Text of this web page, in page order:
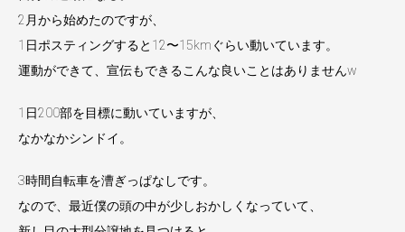
2月から始めたのですが、
1日ポスティングすると12〜15kmぐらい動いています。
運動ができて、宣伝もできるこんな良いことはありませんw
1日200部を目標に動いていますが、
なかなかシンドイ。
3時間自転車を漕ぎっぱなしです。
なので、最近僕の頭の中が少しおかしくなっていて、